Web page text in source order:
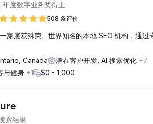
度数字业务奖得主
508 条评价
家屡获殊荣、世界知名的本地 SEO 机构，通
Canada
潜在客户开发, AI 搜索优化 +7
与健身 +1 $0 - 1,000
索结果